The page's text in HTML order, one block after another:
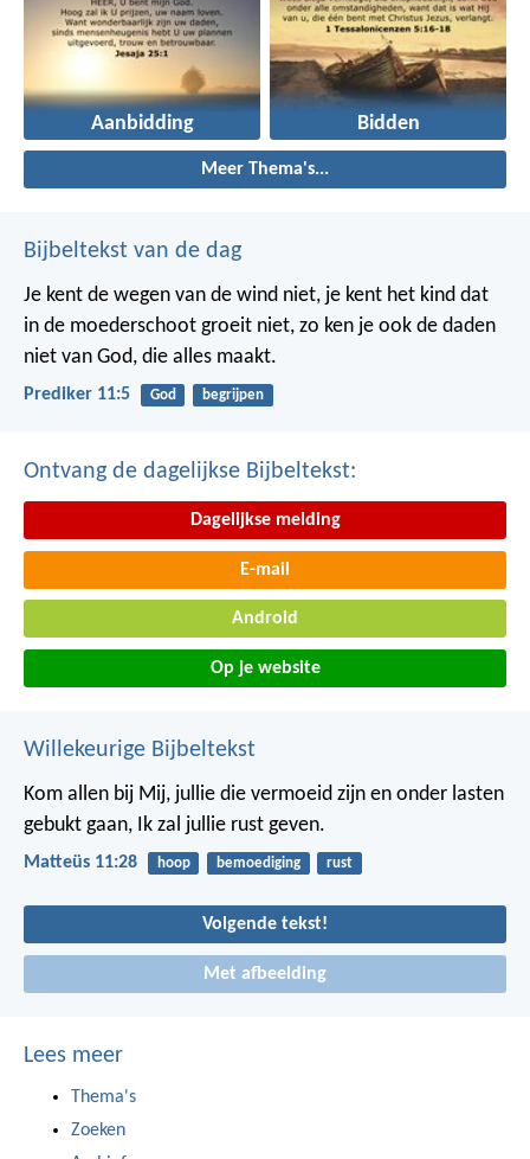
Aanbidding Bidden
Meer Thema's...
Bijbeltekst van de dag
Je kent de wegen van de wind niet, je kent het kind dat
in de moederschoot groeit niet, zo ken je ook de daden
niet van God, die alles maakt.
Prediker 11:5 God begrijpen
Ontvang de dagelijkse Bijbeltekst:
Dagelijkse melding
E-mail
Android
Op je website
Willekeurige Bijbeltekst
Kom allen bij Mij, jullie die vermoeid zijn en onder lasten
gebukt gaan, Ik zal jullie rust geven.
Matteüs 11:28 hoop bemoediging rust
Volgende tekst!
Met afbeelding
Lees meer
Thema's
Zoeken